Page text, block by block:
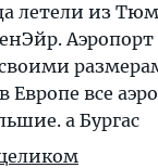
летели из
Аэропорт
Европе все
а Бургас